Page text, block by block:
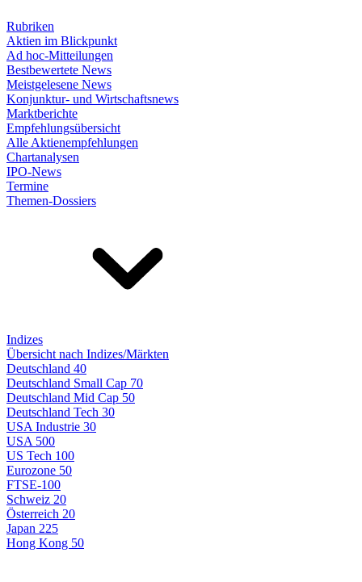
Rubriken
Aktien im Blickpunkt
Ad hoc-Mitteilungen
Bestbewertete News
Meistgelesene News
Konjunktur- und Wirtschaftsnews
Marktberichte
Empfehlungsübersicht
Alle Aktienempfehlungen
Chartanalysen
IPO-News
Termine
Themen-Dossiers
Indizes
Übersicht nach Indizes/Märkten
Deutschland 40
Deutschland Small Cap 70
Deutschland Mid Cap 50
Deutschland Tech 30
USA Industrie 30
USA 500
US Tech 100
Eurozone 50
FTSE-100
Schweiz 20
Österreich 20
Japan 225
Hong Kong 50